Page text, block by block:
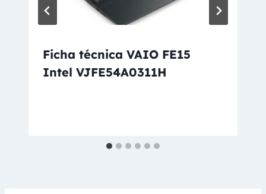
Ficha técnica VAIO FE15
Intel VJFE54A0311H